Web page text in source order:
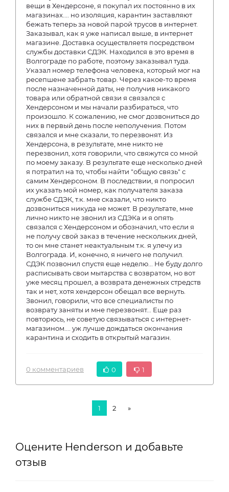
вещи в Хендерсоне, я покупал их постоянно в их
магазинах.... но изоляция, карантин заставляют
бежать теперь за новой парой трусов в интернет.
Заказывал, как я уже написал выше, в интернет
магазине. Доставка осуществляетя посредством
службы доставки СДЭК. Находился в это время в
Волгограде по работе, поэтому заказывал туда.
Указал номер телефона человека, который мог на
ресепшене забрать товар. Через какое-то время
после назначенной даты, не получив никакого
товара или обратной связи я связался с
Хендерсоном и мы начали разбираться, что
произошло. К сожалению, не смог дозвониться до
них в первый день после неполучения. Потом
связался и мне сказали, то перезвонят. Из
Хендерсона, в результате, мне никто не
перезвонил, хотя говорили, что свяжутся со мной
по моему заказу. В результате еще несколько дней
я потратил на то, чтобы найти "общую связь" с
самим Хендерсоном. В последствии, я попросил
их указать мой номер, как получателя заказа
службе СДЭК, т.к. мне сказали, что никто
дозвониться никуда не может. В результате, мне
лично никто не звонил из СДЭКа и я опять
связался с Хендерсоном и обозначил, что если я
не получу свой заказ в течение нескольких дней,
то он мне станет неактуальным т.к. я улечу из
Волгограда. И, конечно, я ничего не получил.
СДЭК позвонил спустя еще неделю... Не буду долго
расписывать свои мытарства с возвратом, но вот
уже месяц прошел, а возврата денежных стредств
так и нет, хотя хендерсон обещал все вернуть.
Звонил, говорили, что все специалисты по
возврату заняты и мне перезвонят... Еще раз
повторюсь, не советую связываться с интернет-
магазином.... уж лучше дождаться окончания
карантина и сходить в открытый магазин.
0 комментариев 0 1
1 2 »
Оцените Henderson и добавьте
отзыв